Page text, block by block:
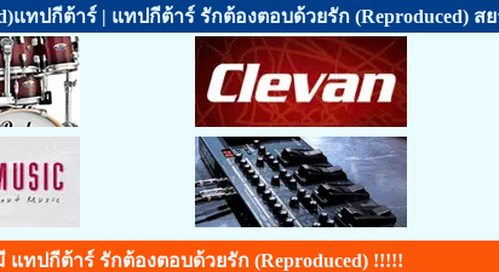
แทปกีต้าร์ | แทปกีต้าร์ รักต้องตอบด้วยรัก (Reproduced) ส
แทปกีต้าร์ รักต้องตอบด้วยรัก (Reproduced) !!!!!